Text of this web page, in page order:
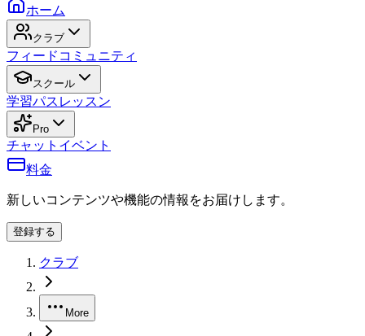
ホーム
クラブ
フィード コミュニティ
スクール
学習パス レッスン
Pro
チャット イベント
料金
新しいコンテンツや機能の情報をお届けします。
登録する
クラブ
More